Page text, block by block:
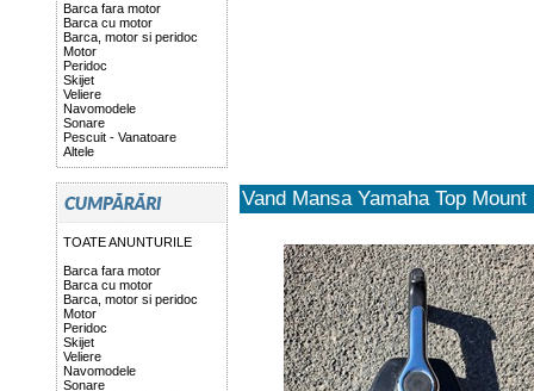
Barca fara motor
Barca cu motor
Barca, motor si peridoc
Motor
Peridoc
Skijet
Veliere
Navomodele
Sonare
Pescuit - Vanatoare
Altele
TOATE ANUNTURILE
Barca fara motor
Barca cu motor
Barca, motor si peridoc
Motor
Peridoc
Skijet
Veliere
Navomodele
Sonare
Vand Mansa Yamaha Top Mount